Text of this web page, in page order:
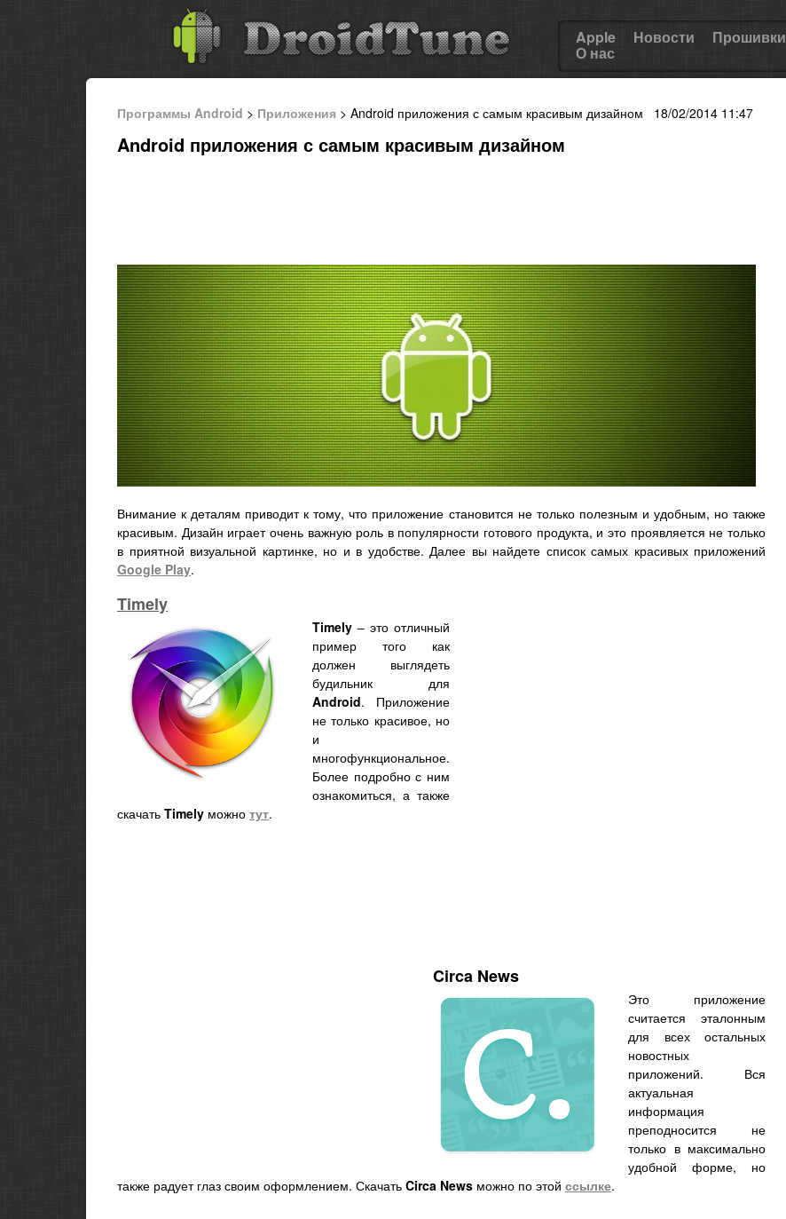
Apple Новости Прошивки
О нас
Программы Android > Приложения > Android приложения с самым красивым дизайном 18/02/2014 11:47
Android приложения с самым красивым дизайном
Внимание к деталям приводит к тому, что приложение становится не только полезным и удобным, но также
красивым. Дизайн играет очень важную роль в популярности готового продукта, и это проявляется не только
в приятной визуальной картинке, но и в удобстве. Далее вы найдете список самых красивых приложений
Google Play.
Timely
Timely – это отличный
пример того как
должен выглядеть
будильник для
Android. Приложение
не только красивое, но
и
многофункциональное.
Более подробно с ним
ознакомиться, а также
скачать Timely можно тут.
Circa News
Это приложение
считается эталонным
для всех остальных
новостных
приложений. Вся
актуальная
информация
преподносится не
только в максимально
удобной форме, но
также радует глаз своим оформлением. Скачать Circa News можно по этой ссылке.